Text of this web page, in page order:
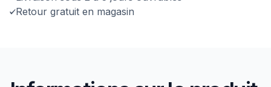
Retour gratuit en magasin